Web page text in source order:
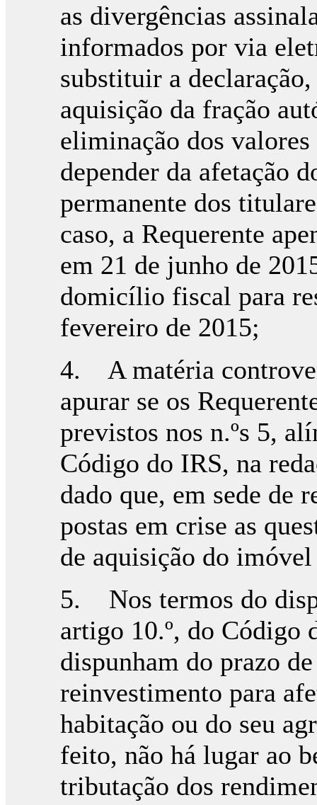
as divergências
informados por via
substituir a
aquisição da fração
eliminação dos
depender da afetação
permanente dos
caso, a Requerente
em 21 de junho de
domicílio fiscal para
fevereiro de 2015;
4. A matéria
apurar se os
previstos nos n.ºs 5,
Código do IRS, na
dado que, em sede de
postas em crise as
de aquisição do imóvel
5. Nos termos do
artigo 10.º, do Código
dispunham do prazo
reinvestimento para
habitação ou do seu
feito, não há lugar ao
tributação dos